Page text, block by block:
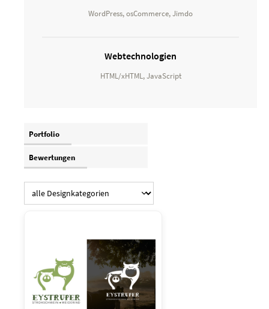
WordPress, osCommerce, Jimdo
Webtechnologien
HTML/xHTML, JavaScript
Portfolio
Bewertungen